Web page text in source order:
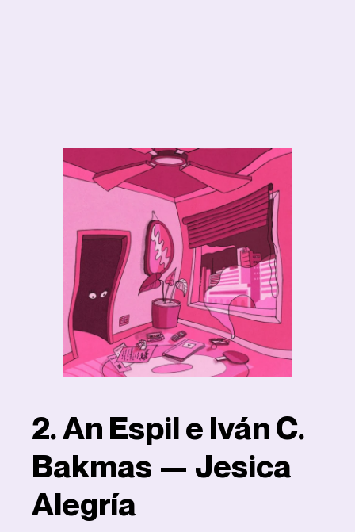
2. An Espil e Iván C.
Bakmas — Jesica
Alegría